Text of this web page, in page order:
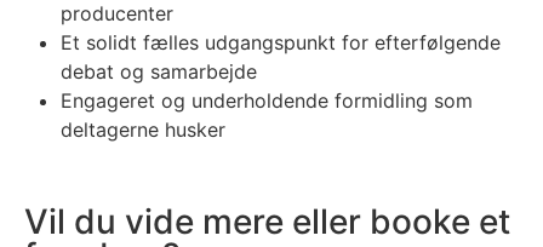
producenter
Et solidt fælles udgangspunkt for efterfølgende
debat og samarbejde
Engageret og underholdende formidling som
deltagerne husker
Vil du vide mere eller booke et